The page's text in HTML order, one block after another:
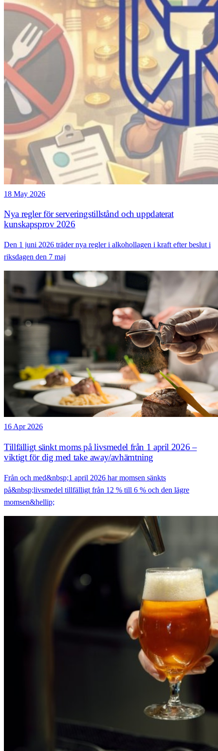
18 May 2026
Nya regler för serveringstillstånd och uppdaterat
kunskapsprov 2026
Den 1 juni 2026 träder nya regler i alkohollagen i kraft efter beslut i
riksdagen den 7 maj
16 Apr 2026
Tillfälligt sänkt moms på livsmedel från 1 april 2026 –
viktigt för dig med take away/avhämtning
Från och med&nbsp;1 april 2026 har momsen sänkts
på&nbsp;livsmedel tillfälligt från 12 % till 6 % och den lägre
momsen&hellip;